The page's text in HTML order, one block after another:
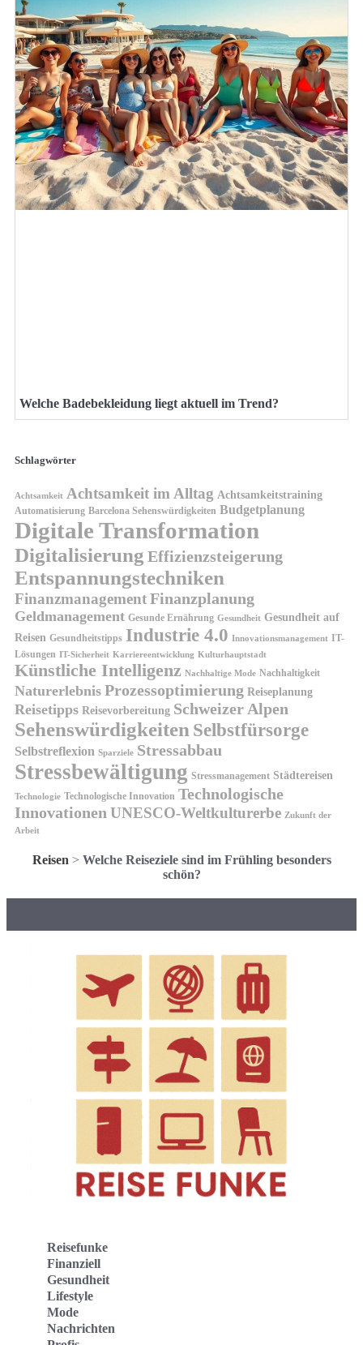
Welche Badebekleidung liegt aktuell im Trend?
Schlagwörter
Achtsamkeit Achtsamkeit im Alltag Achtsamkeitstraining
Automatisierung Barcelona Sehenswürdigkeiten Budgetplanung
Digitale Transformation
Digitalisierung Effizienzsteigerung
Entspannungstechniken
FinanzmanagementFinanzplanung
Geldmanagement Gesunde Ernährung Gesundheit Gesundheit auf
Reisen Gesundheitstipps Industrie 4.0 Innovationsmanagement IT-
Lösungen IT-Sicherheit Karriereentwicklung Kulturhauptstadt
Künstliche Intelligenz Nachhaltige Mode Nachhaltigkeit
Naturerlebnis Prozessoptimierung Reiseplanung
Reisetipps Reisevorbereitung Schweizer Alpen
Sehenswürdigkeiten Selbstfürsorge
Selbstreflexion Sparziele Stressabbau
Stressbewältigung Stressmanagement Städtereisen
Technologie Technologische Innovation Technologische
Innovationen UNESCO-Weltkulturerbe Zukunft der
Arbeit
Reisen > Welche Reiseziele sind im Frühling besonders
schön?
Reisefunke
Finanziell
Gesundheit
Lifestyle
Mode
Nachrichten